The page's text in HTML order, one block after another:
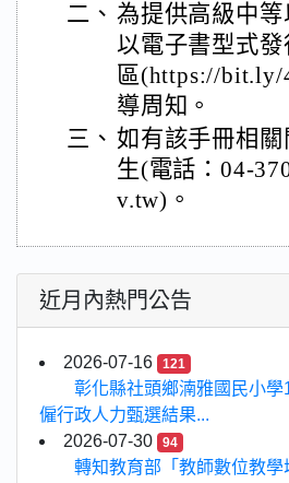
二、 為提供高級中
以電子書型式
區(https://bit.ly/
導周知。
三、 如有該手冊相
生(電話：04-
v.tw)。
近月內熱門公告
2026-07-16 121
彰化縣社頭鄉湳雅國民小學
僱行政人力甄選結果...
2026-07-30
94
轉知教育部「教師數位教